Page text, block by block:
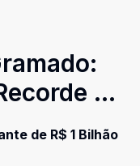
de
de R$ 1 Bilhão